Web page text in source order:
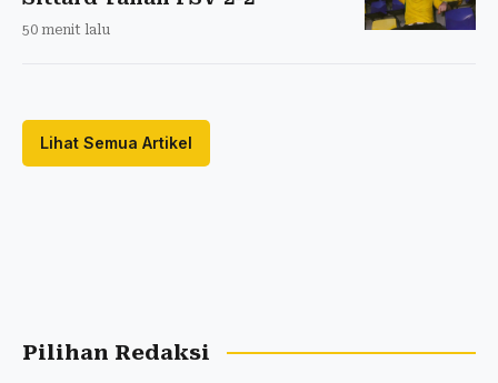
50 menit lalu
Lihat Semua Artikel
Pilihan Redaksi